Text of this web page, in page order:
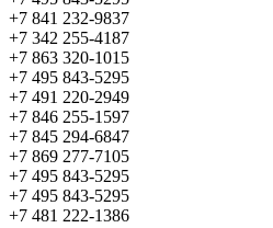
+7 841 232-9837
+7 342 255-4187
+7 863 320-1015
+7 495 843-5295
+7 491 220-2949
+7 846 255-1597
+7 845 294-6847
+7 869 277-7105
+7 495 843-5295
+7 495 843-5295
+7 481 222-1386